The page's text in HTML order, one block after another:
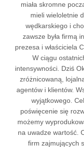
miała skromne
mieli wieloletnie
wędkarskiego i
zawsze była firmą
prezesa i właściciela
W ciągu
intensywności. Dziś
zróżnicowaną,
agentów i klientów.
wyjątkowego.
poświęcenie się
możemy
na uwadze wartość.
firm zajmujących